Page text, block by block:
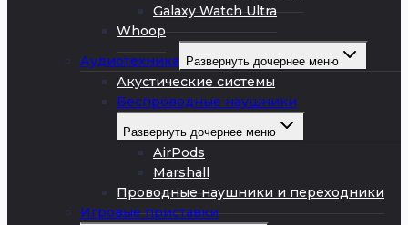
Galaxy Watch Ultra
Whoop
Аудиотехника Развернуть дочернее меню
Акустические системы
Беспроводные наушники
Развернуть дочернее меню
AirPods
Marshall
Проводные наушники и переходники
Игровые приставки